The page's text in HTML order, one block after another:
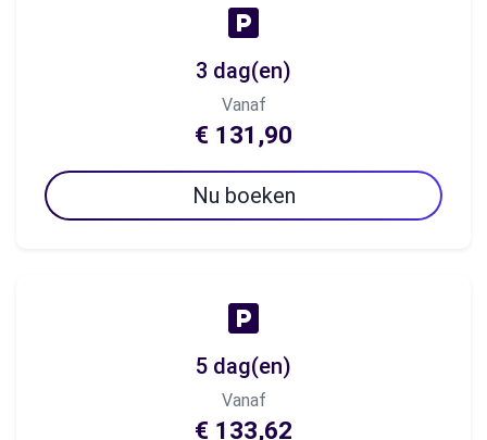
3 dag(en)
Vanaf
€ 131,90
Nu boeken
5 dag(en)
Vanaf
€ 133,62